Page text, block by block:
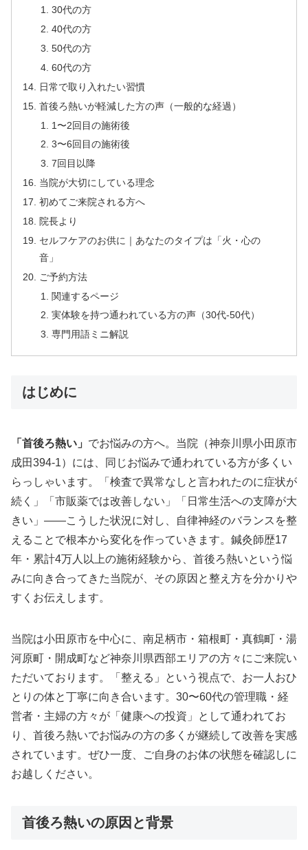
30代の方
40代の方
50代の方
60代の方
日常で取り入れたい習慣
首後ろ熱いが軽減した方の声（一般的な経過）
1〜2回目の施術後
3〜6回目の施術後
7回目以降
当院が大切にしている理念
初めてご来院される方へ
院長より
セルフケアのお供に｜あなたのタイプは「火・心の
音」
ご予約方法
関連するページ
実体験を持つ通われている方の声（30代-50代）
専門用語ミニ解説
はじめに
「首後ろ熱い」 でお悩みの方へ。当院（神奈川県小田原市
成田394-1）には、同じお悩みで通われている方が多くい
らっしゃいます。「検査で異常なしと言われたのに症状が
続く」「市販薬では改善しない」「日常生活への支障が大
きい」——こうした状況に対し、自律神経のバランスを整
えることで根本から変化を作っていきます。鍼灸師歴17
年・累計4万人以上の施術経験から、首後ろ熱いという悩
みに向き合ってきた当院が、その原因と整え方を分かりや
すくお伝えします。
当院は小田原市を中心に、南足柄市・箱根町・真鶴町・湯
河原町・開成町など神奈川県西部エリアの方々にご来院い
ただいております。「整える」という視点で、お一人おひ
とりの体と丁寧に向き合います。30〜60代の管理職・経
営者・主婦の方々が「健康への投資」として通われてお
り、首後ろ熱いでお悩みの方の多くが継続して改善を実感
されています。ぜひ一度、ご自身のお体の状態を確認しに
お越しください。
首後ろ熱いの原因と背景